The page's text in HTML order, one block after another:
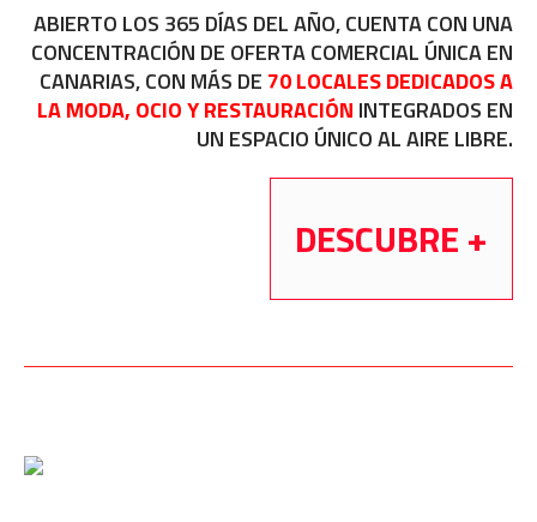
ABIERTO LOS 365 DÍAS DEL AÑO, CUENTA CON UNA
CONCENTRACIÓN DE OFERTA COMERCIAL ÚNICA EN
CANARIAS, CON MÁS DE 70 LOCALES DEDICADOS A
LA MODA, OCIO Y RESTAURACIÓN INTEGRADOS EN
UN ESPACIO ÚNICO AL AIRE LIBRE.
DESCUBRE +